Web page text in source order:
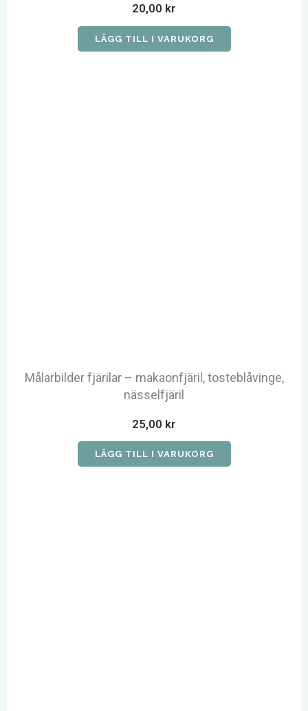
20,00 kr
LÄGG TILL I VARUKORG
Målarbilder fjärilar – makaonfjäril, tosteblåvinge,
nässelfjäril
25,00 kr
LÄGG TILL I VARUKORG